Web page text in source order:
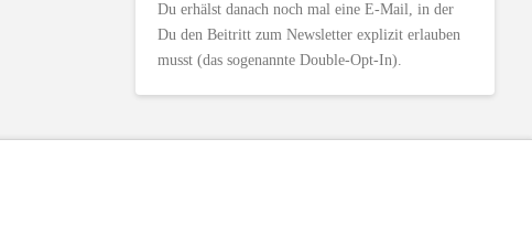
Du erhälst danach noch mal eine E-Mail, in der
Du den Beitritt zum Newsletter explizit erlauben
musst (das sogenannte Double-Opt-In).